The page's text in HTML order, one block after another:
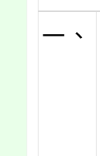
一、